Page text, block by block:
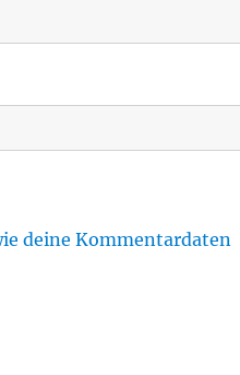
deine Kommentardaten